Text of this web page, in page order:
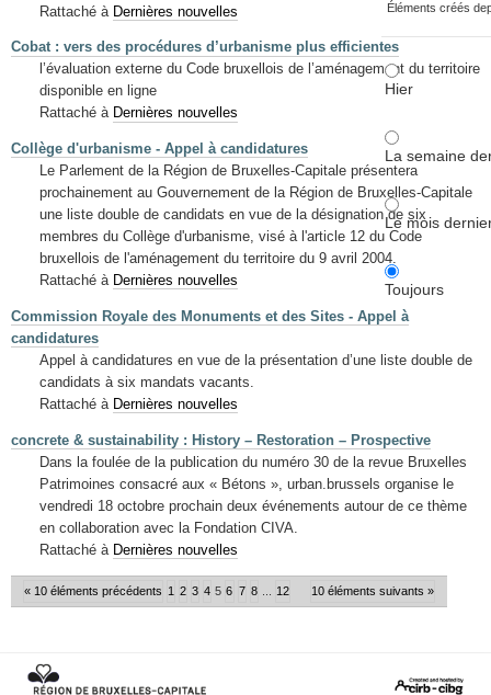
Éléments créés
Hier
La semaine
Le mois
Toujours
Rattaché à Dernières nouvelles
Cobat : vers des procédures d’urbanisme plus efficientes
l’évaluation externe du Code bruxellois de l’aménagement du territoire
disponible en ligne
Rattaché à Dernières nouvelles
Collège d'urbanisme - Appel à candidatures
Le Parlement de la Région de Bruxelles-Capitale présentera
prochainement au Gouvernement de la Région de Bruxelles-Capitale
une liste double de candidats en vue de la désignation de six
membres du Collège d'urbanisme, visé à l'article 12 du Code
bruxellois de l'aménagement du territoire du 9 avril 2004.
Rattaché à Dernières nouvelles
Commission Royale des Monuments et des Sites - Appel à
candidatures
Appel à candidatures en vue de la présentation d’une liste double de
candidats à six mandats vacants.
Rattaché à Dernières nouvelles
concrete & sustainability : History – Restoration – Prospective
Dans la foulée de la publication du numéro 30 de la revue Bruxelles
Patrimoines consacré aux « Bétons », urban.brussels organise le
vendredi 18 octobre prochain deux événements autour de ce thème
en collaboration avec la Fondation CIVA.
Rattaché à Dernières nouvelles
« 10 éléments précédents 10 éléments suivants »
1 2 3 4 5 6 7 8 12